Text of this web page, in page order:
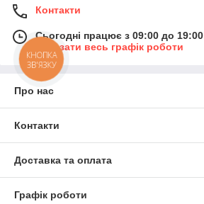
Контакти
Сьогодні працює з 09:00 до 19:00
Показати весь графік роботи
Про нас
Контакти
Доставка та оплата
Графік роботи
КНОПКА
ЗВ'ЯЗКУ